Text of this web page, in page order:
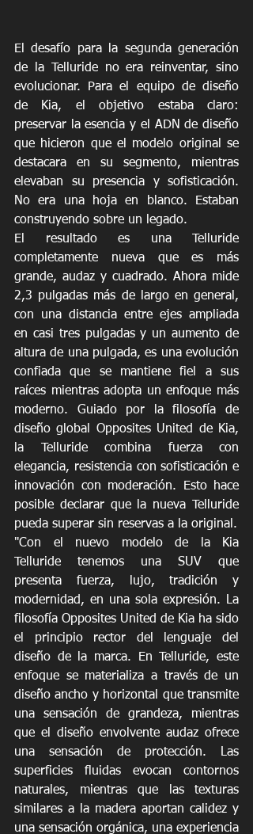
El desafío para la segunda generación
de la Telluride no era reinventar, sino
evolucionar. Para el equipo de diseño
de Kia, el objetivo estaba claro:
preservar la esencia y el ADN de diseño
que hicieron que el modelo original se
destacara en su segmento, mientras
elevaban su presencia y sofisticación.
No era una hoja en blanco. Estaban
construyendo sobre un legado.
El resultado es una Telluride
completamente nueva que es más
grande, audaz y cuadrado. Ahora mide
2,3 pulgadas más de largo en general,
con una distancia entre ejes ampliada
en casi tres pulgadas y un aumento de
altura de una pulgada, es una evolución
confiada que se mantiene fiel a sus
raíces mientras adopta un enfoque más
moderno. Guiado por la filosofía de
diseño global Opposites United de Kia,
la Telluride combina fuerza con
elegancia, resistencia con sofisticación e
innovación con moderación. Esto hace
posible declarar que la nueva Telluride
pueda superar sin reservas a la original.
"Con el nuevo modelo de la Kia
Telluride tenemos una SUV que
presenta fuerza, lujo, tradición y
modernidad, en una sola expresión. La
filosofía Opposites United de Kia ha sido
el principio rector del lenguaje del
diseño de la marca. En Telluride, este
enfoque se materializa a través de un
diseño ancho y horizontal que transmite
una sensación de grandeza, mientras
que el diseño envolvente audaz ofrece
una sensación de protección. Las
superficies fluidas evocan contornos
naturales, mientras que las texturas
similares a la madera aportan calidez y
una sensación orgánica, una experiencia